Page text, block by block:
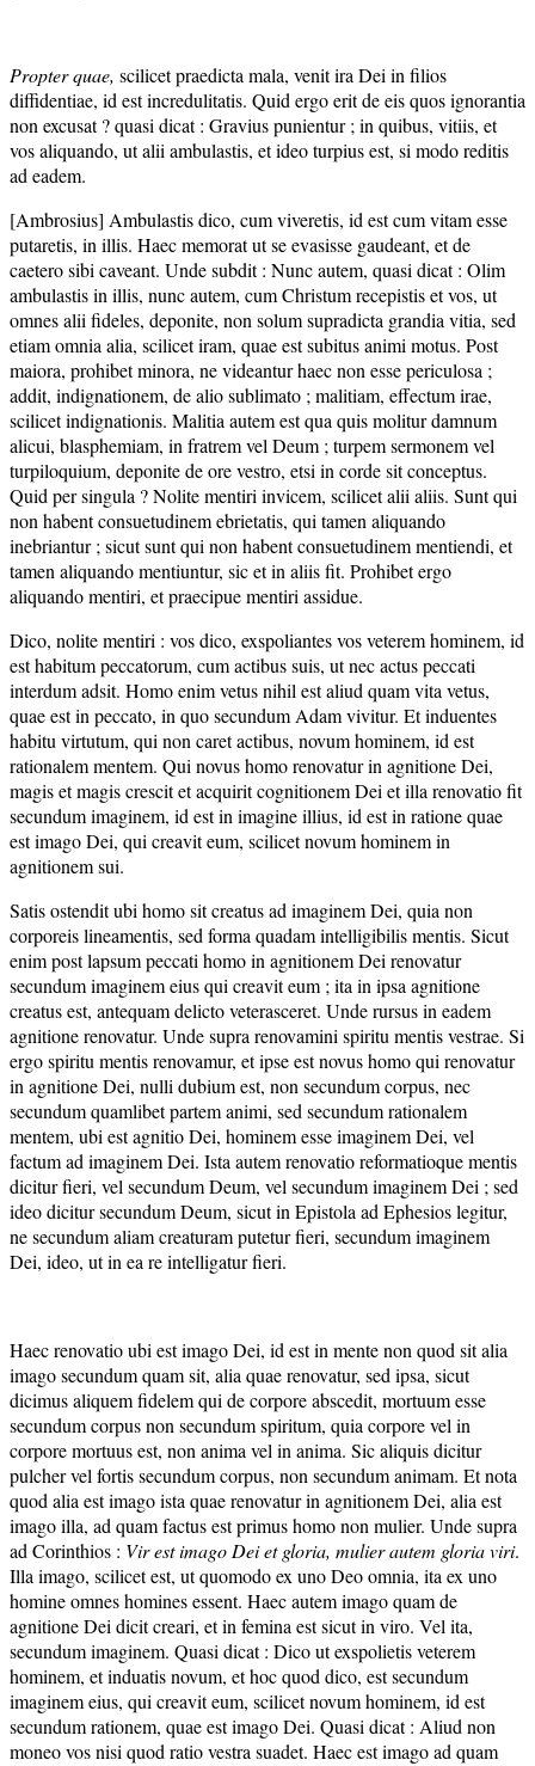
Propter quae, scilicet praedicta mala, venit ira Dei in filios
diffidentiae, id est incredulitatis. Quid ergo erit de eis quos ignorantia
non excusat ? quasi dicat : Gravius punientur ; in quibus, vitiis, et
vos aliquando, ut alii ambulastis, et ideo turpius est, si modo reditis
ad eadem.
[Ambrosius] Ambulastis dico, cum viveretis, id est cum vitam esse
putaretis, in illis. Haec memorat ut se evasisse gaudeant, et de
caetero sibi caveant. Unde subdit : Nunc autem, quasi dicat : Olim
ambulastis in illis, nunc autem, cum Christum recepistis et vos, ut
omnes alii fideles, deponite, non solum supradicta grandia vitia, sed
etiam omnia alia, scilicet iram, quae est subitus animi motus. Post
maiora, prohibet minora, ne videantur haec non esse periculosa ;
addit, indignationem, de alio sublimato ; malitiam, effectum irae,
scilicet indignationis. Malitia autem est qua quis molitur damnum
alicui, blasphemiam, in fratrem vel Deum ; turpem sermonem vel
turpiloquium, deponite de ore vestro, etsi in corde sit conceptus.
Quid per singula ? Nolite mentiri invicem, scilicet alii aliis. Sunt qui
non habent consuetudinem ebrietatis, qui tamen aliquando
inebriantur ; sicut sunt qui non habent consuetudinem mentiendi, et
tamen aliquando mentiuntur, sic et in aliis fit. Prohibet ergo
aliquando mentiri, et praecipue mentiri assidue.
Dico, nolite mentiri : vos dico, exspoliantes vos veterem hominem, id
est habitum peccatorum, cum actibus suis, ut nec actus peccati
interdum adsit. Homo enim vetus nihil est aliud quam vita vetus,
quae est in peccato, in quo secundum Adam vivitur. Et induentes
habitu virtutum, qui non caret actibus, novum hominem, id est
rationalem mentem. Qui novus homo renovatur in agnitione Dei,
magis et magis crescit et acquirit cognitionem Dei et illa renovatio fit
secundum imaginem, id est in imagine illius, id est in ratione quae
est imago Dei, qui creavit eum, scilicet novum hominem in
agnitionem sui.
Satis ostendit ubi homo sit creatus ad imaginem Dei, quia non
corporeis lineamentis, sed forma quadam intelligibilis mentis. Sicut
enim post lapsum peccati homo in agnitionem Dei renovatur
secundum imaginem eius qui creavit eum ; ita in ipsa agnitione
creatus est, antequam delicto veterasceret. Unde rursus in eadem
agnitione renovatur. Unde supra renovamini spiritu mentis vestrae. Si
ergo spiritu mentis renovamur, et ipse est novus homo qui renovatur
in agnitione Dei, nulli dubium est, non secundum corpus, nec
secundum quamlibet partem animi, sed secundum rationalem
mentem, ubi est agnitio Dei, hominem esse imaginem Dei, vel
factum ad imaginem Dei. Ista autem renovatio reformatioque mentis
dicitur fieri, vel secundum Deum, vel secundum imaginem Dei ; sed
ideo dicitur secundum Deum, sicut in Epistola ad Ephesios legitur,
ne secundum aliam creaturam putetur fieri, secundum imaginem
Dei, ideo, ut in ea re intelligatur fieri.
Haec renovatio ubi est imago Dei, id est in mente non quod sit alia
imago secundum quam sit, alia quae renovatur, sed ipsa, sicut
dicimus aliquem fidelem qui de corpore abscedit, mortuum esse
secundum corpus non secundum spiritum, quia corpore vel in
corpore mortuus est, non anima vel in anima. Sic aliquis dicitur
pulcher vel fortis secundum corpus, non secundum animam. Et nota
quod alia est imago ista quae renovatur in agnitionem Dei, alia est
imago illa, ad quam factus est primus homo non mulier. Unde supra
ad Corinthios : Vir est imago Dei et gloria, mulier autem gloria viri.
Illa imago, scilicet est, ut quomodo ex uno Deo omnia, ita ex uno
homine omnes homines essent. Haec autem imago quam de
agnitione Dei dicit creari, et in femina est sicut in viro. Vel ita,
secundum imaginem. Quasi dicat : Dico ut exspolietis veterem
hominem, et induatis novum, et hoc quod dico, est secundum
imaginem eius, qui creavit eum, scilicet novum hominem, id est
secundum rationem, quae est imago Dei. Quasi dicat : Aliud non
moneo vos nisi quod ratio vestra suadet. Haec est imago ad quam